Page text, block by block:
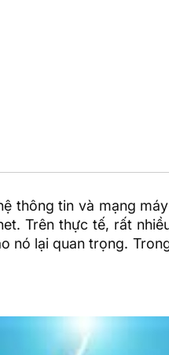
thông tin và mạng
Trên thực tế, rất
nó lại quan trọng.